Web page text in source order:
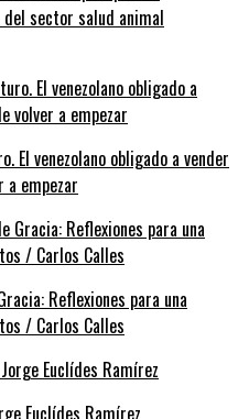
sector salud animal
El venezolano obligado a vender
empezar
Reflexiones para una
/ Carlos Calles
Euclídes Ramírez